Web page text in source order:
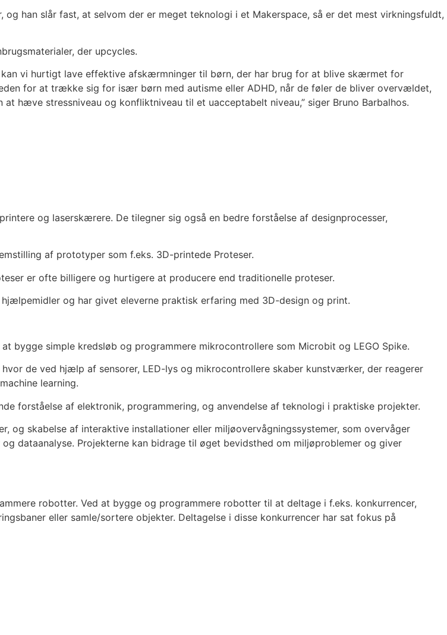
han slår fast, at selvom der er meget teknologi i et Makerspace, så er det mest virkningsfuldt,
der upcycles.
vi hurtigt lave effektive afskærmninger til børn, der har brug for at blive skærmet for
for at trække sig for især børn med autisme eller ADHD, når de føler de bliver overvældet,
hæve stressniveau og konfliktniveau til et uacceptabelt niveau,” siger Bruno Barbalhos.
og laserskærere. De tilegner sig også en bedre forståelse af designprocesser,
af prototyper som f.eks. 3D-printede Proteser.
er ofte billigere og hurtigere at producere end traditionelle proteser.
og har givet eleverne praktisk erfaring med 3D-design og print.
bygge simple kredsløb og programmere mikrocontrollere som Microbit og LEGO Spike.
de ved hjælp af sensorer, LED-lys og mikrocontrollere skaber kunstværker, der reagerer
learning.
forståelse af elektronik, programmering, og anvendelse af teknologi i praktiske projekter.
og skabelse af interaktive installationer eller miljøovervågningssystemer, som overvåger
dataanalyse. Projekterne kan bidrage til øget bevidsthed om miljøproblemer og giver
robotter. Ved at bygge og programmere robotter til at deltage i f.eks. konkurrencer,
eller samle/sortere objekter. Deltagelse i disse konkurrencer har sat fokus på